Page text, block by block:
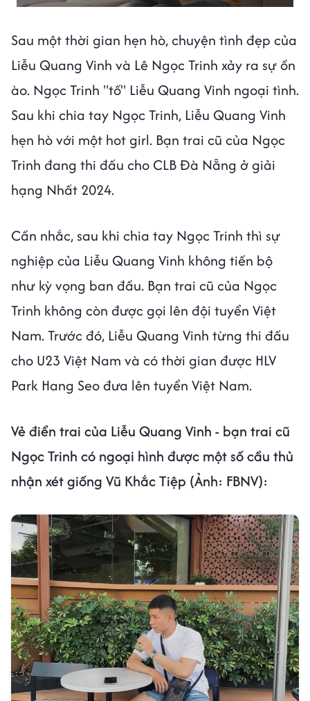
Sau một thời gian hẹn hò, chuyện tình đẹp của
Liễu Quang Vinh và Lê Ngọc Trinh xảy ra sự ồn
ào. Ngọc Trinh "tố" Liễu Quang Vinh ngoại tình.
Sau khi chia tay Ngọc Trinh, Liễu Quang Vinh
hẹn hò với một hot girl. Bạn trai cũ của Ngọc
Trinh đang thi đấu cho CLB Đà Nẵng ở giải
hạng Nhất 2024.
Cần nhắc, sau khi chia tay Ngọc Trinh thì sự
nghiệp của Liễu Quang Vinh không tiến bộ
như kỳ vọng ban đầu. Bạn trai cũ của Ngọc
Trinh không còn được gọi lên đội tuyển Việt
Nam. Trước đó, Liễu Quang Vinh từng thi đấu
cho U23 Việt Nam và có thời gian được HLV
Park Hang Seo đưa lên tuyển Việt Nam.
Vẻ điển trai của Liễu Quang Vinh - bạn trai cũ
Ngọc Trinh có ngoại hình được một số cầu thủ
nhận xét giống Vũ Khắc Tiệp (Ảnh: FBNV):